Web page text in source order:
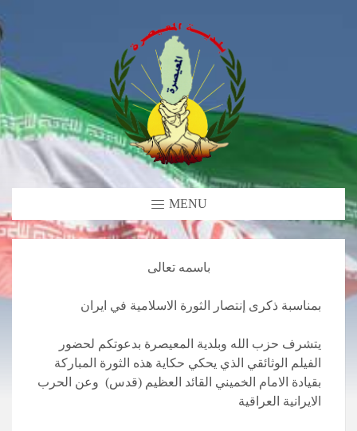
MENU
باسمه تعالى
بمناسبة ذكرى إنتصار الثورة الاسلامية في ايران
يتشرف حزب الله وبلدية المعيصرة بدعوتكم لحضور
الفيلم الوثائقي الذي يحكي حكاية هذه الثورة المباركة
بقيادة الامام الخميني القائد العظيم (قدس) وعن الحرب
الايرانية العراقية